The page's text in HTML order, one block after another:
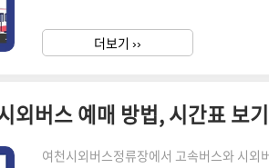
널의 시외버스 예매는 온라인을 통해 간편
손쉽게 원하는 시간대의 버스를 예매할 수
더보기 ››
외버스 예매 방법, 시간표 보
여천시외버스정류장에서 고속버스와 시외